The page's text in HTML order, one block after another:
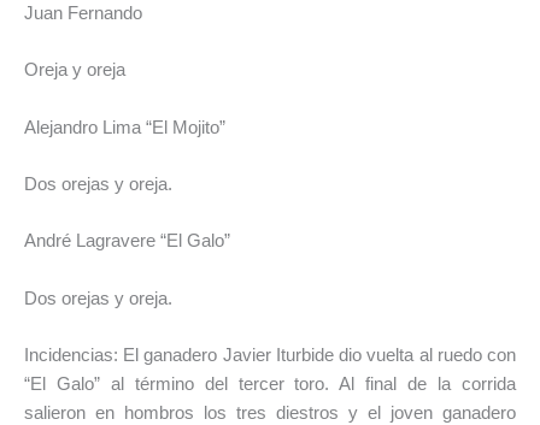
Juan Fernando
Oreja y oreja
Alejandro Lima “El Mojito”
Dos orejas y oreja.
André Lagravere “El Galo”
Dos orejas y oreja.
Incidencias: El ganadero Javier Iturbide dio vuelta al ruedo con
“El Galo” al término del tercer toro. Al final de la corrida
salieron en hombros los tres diestros y el joven ganadero